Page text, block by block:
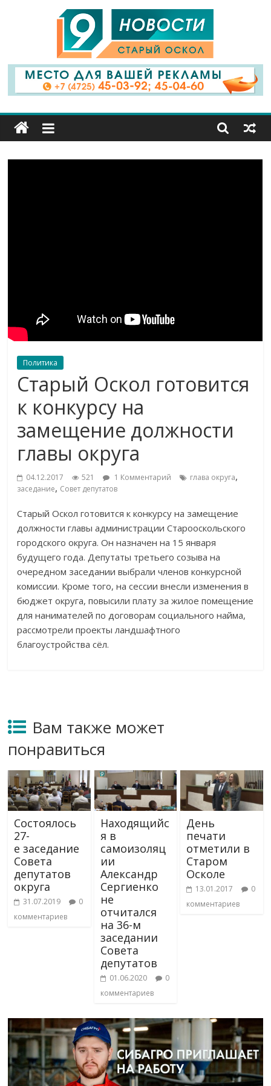
9
Канал
Старый
Политика
Старый Оскол готовится
к конкурсу на
замещение должности
главы округа
04.12.2017 521 1 Комментарий глава округа,
заседание, Совет депутатов
Старый Оскол готовится к конкурсу на замещение
должности главы администрации Старооскольского
городского округа. Он назначен на 15 января
будущего года. Депутаты третьего созыва на
очередном заседании выбрали членов конкурсной
комиссии. Кроме того, на сессии внесли изменения в
бюджет округа, повысили плату за жилое помещение
для нанимателей по договорам социального найма,
рассмотрели проекты ландшафтного
благоустройства сёл.
Вам также может
понравиться
Состоялось
27-
е заседание
Cовета
депутатов
округа
31.07.2019
0
комментариев
Находящийс
я в
самоизоляц
ии
Александр
Сергиенко
не
отчитался
на 36-м
заседании
Совета
депутатов
01.06.2020
0
комментариев
День
печати
отметили в
Старом
Осколе
13.01.2017
0
комментариев